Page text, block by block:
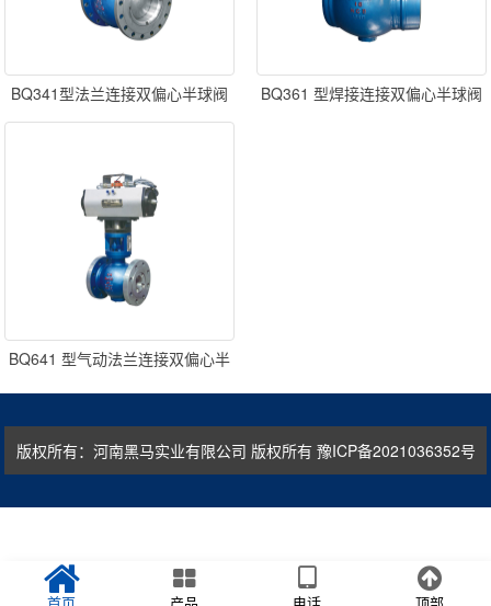
BQ341型法兰连接双偏心半球阀 BQ361 型焊接连接双偏心半球阀
BQ641 型气动法兰连接双偏心半
球阀
版权所有：河南黑马实业有限公司 版权所有 豫ICP备2021036352号